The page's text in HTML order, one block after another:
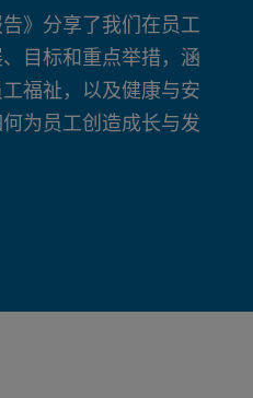
》分享了我们在员工
目标和重点举措，涵
福祉，以及健康与安
为员工创造成长与发